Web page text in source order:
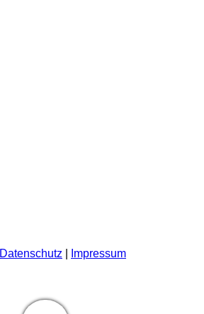
Datenschutz Impressum